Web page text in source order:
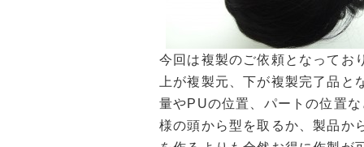
今回は複製のご依頼となってお
上が複製元、下が複製完了品と
量やPUの位置、パートの位置
様の頭から型を取るか、製品か